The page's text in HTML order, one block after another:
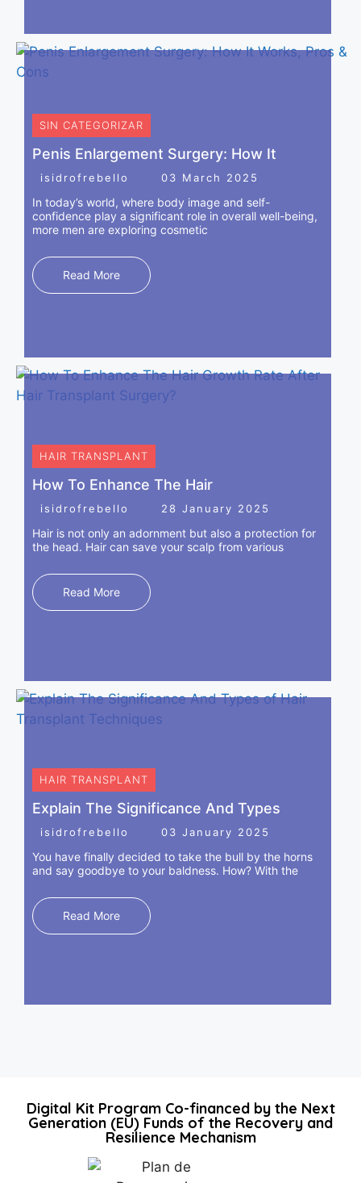
zonas con adelgazamiento o pérdida capilar. Los
exosomas promueven el crecimiento de cabello propio,
lo que garantiza resultados naturales y armoniosos.
SIN CATEGORIZAR
Penis Enlargement Surgery: How It
isidrofrebello 03 March 2025
In today’s world, where body image and self-
confidence play a significant role in overall well-being,
more men are exploring cosmetic
Read More
HAIR TRANSPLANT
How To Enhance The Hair
isidrofrebello 28 January 2025
Hair is not only an adornment but also a protection for
the head. Hair can save your scalp from various
Read More
HAIR TRANSPLANT
Explain The Significance And Types
isidrofrebello 03 January 2025
You have finally decided to take the bull by the horns
and say goodbye to your baldness. How? With the
Read More
Digital Kit Program Co-financed by the Next
Generation (EU) Funds of the Recovery and
Resilience Mechanism